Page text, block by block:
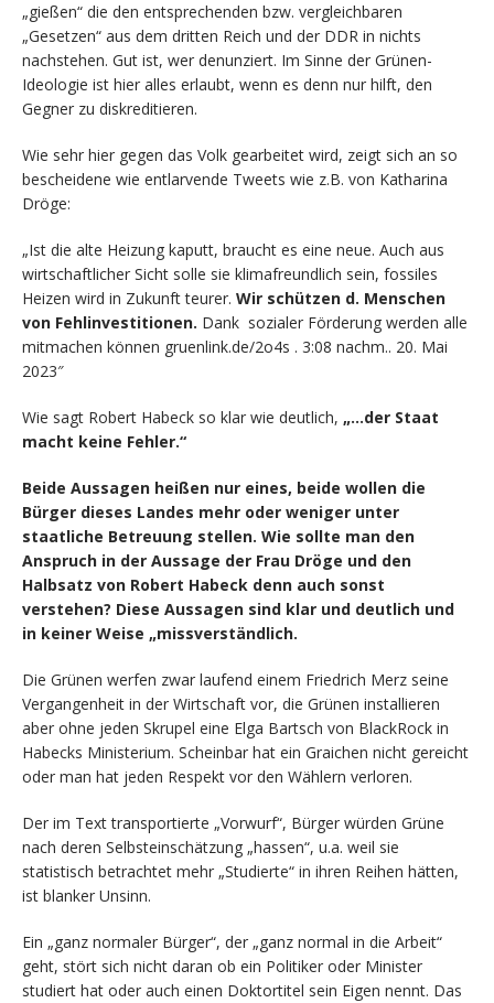
„gießen“ die den entsprechenden bzw. vergleichbaren
„Gesetzen“ aus dem dritten Reich und der DDR in nichts
nachstehen. Gut ist, wer denunziert. Im Sinne der Grünen-
Ideologie ist hier alles erlaubt, wenn es denn nur hilft, den
Gegner zu diskreditieren.
Wie sehr hier gegen das Volk gearbeitet wird, zeigt sich an so
bescheidene wie entlarvende Tweets wie z.B. von Katharina
Dröge:
„Ist die alte Heizung kaputt, braucht es eine neue. Auch aus
wirtschaftlicher Sicht solle sie klimafreundlich sein, fossiles
Heizen wird in Zukunft teurer. Wir schützen d. Menschen
von Fehlinvestitionen. Dank sozialer Förderung werden alle
mitmachen können gruenlink.de/2o4s . 3:08 nachm.. 20. Mai
2023″
Wie sagt Robert Habeck so klar wie deutlich, „…der Staat
macht keine Fehler.“
Beide Aussagen heißen nur eines, beide wollen die
Bürger dieses Landes mehr oder weniger unter
staatliche Betreuung stellen. Wie sollte man den
Anspruch in der Aussage der Frau Dröge und den
Halbsatz von Robert Habeck denn auch sonst
verstehen? Diese Aussagen sind klar und deutlich und
in keiner Weise „missverständlich.
Die Grünen werfen zwar laufend einem Friedrich Merz seine
Vergangenheit in der Wirtschaft vor, die Grünen installieren
aber ohne jeden Skrupel eine Elga Bartsch von BlackRock in
Habecks Ministerium. Scheinbar hat ein Graichen nicht gereicht
oder man hat jeden Respekt vor den Wählern verloren.
Der im Text transportierte „Vorwurf“, Bürger würden Grüne
nach deren Selbsteinschätzung „hassen“, u.a. weil sie
statistisch betrachtet mehr „Studierte“ in ihren Reihen hätten,
ist blanker Unsinn.
Ein „ganz normaler Bürger“, der „ganz normal in die Arbeit“
geht, stört sich nicht daran ob ein Politiker oder Minister
studiert hat oder auch einen Doktortitel sein Eigen nennt. Das